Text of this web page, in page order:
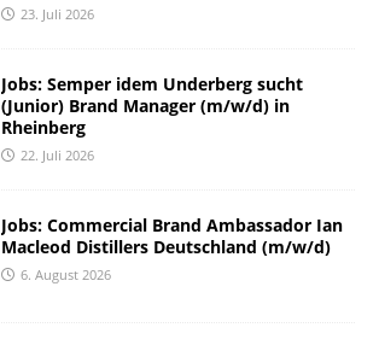
23. Juli 2026
Jobs: Semper idem Underberg sucht
(Junior) Brand Manager (m/w/d) in
Rheinberg
22. Juli 2026
Jobs: Commercial Brand Ambassador Ian
Macleod Distillers Deutschland (m/w/d)
6. August 2026